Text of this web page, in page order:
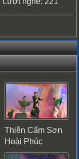
Thiên Cấm Sơn
Hoài Phúc